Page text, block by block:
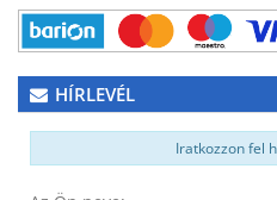
HÍRLEVÉL
Iratkozzon fel